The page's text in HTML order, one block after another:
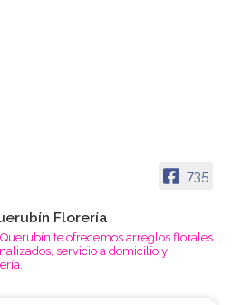
735
Florería
te ofrecemos arreglos florales
servicio a domicilio y